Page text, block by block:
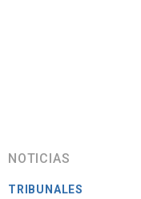
NOTICIAS
TRIBUNALES